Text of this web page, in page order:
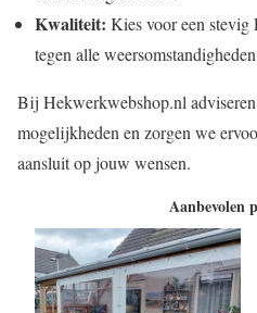
Kwaliteit: Kies voor een stevig
tegen alle
Bij Hekwerkwebshop.nl
mogelijkheden en zorgen we
aansluit op jouw wensen.
Aanbevolen